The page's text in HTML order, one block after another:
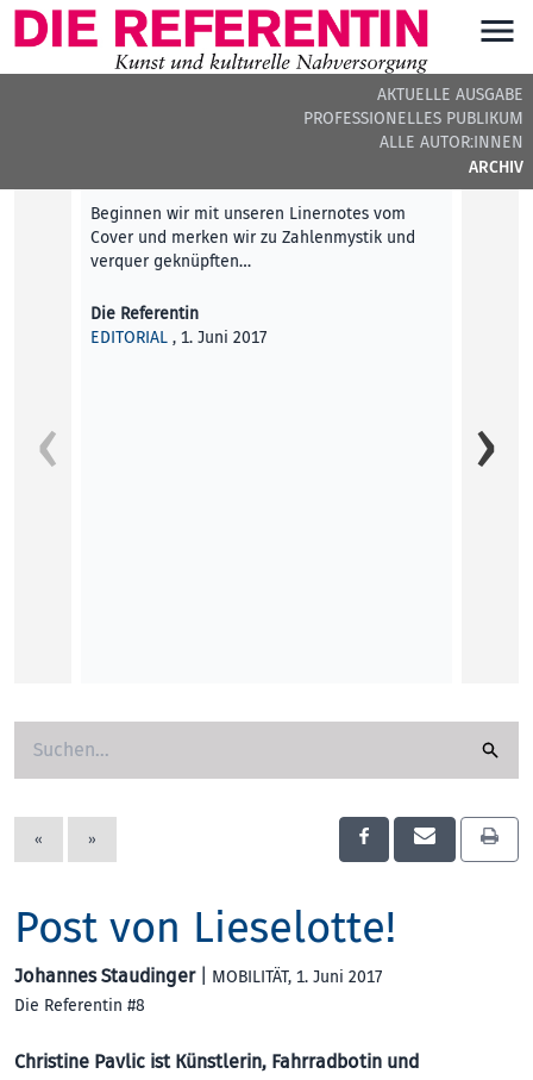
AKTUELLE AUSGABE
PROFESSIONELLES PUBLIKUM
ALLE AUTOR:INNEN
ARCHIV
DIE REFERENTIN #8 - BEITRÄGE DER AUSGABE
Beginnen wir mit unseren Linernotes vom
Cover und merken wir zu Zahlenmystik und
verquer geknüpften…
Die Referentin
EDITORIAL , 1. Juni 2017
« »
Post von Lieselotte!
Johannes Staudinger| MOBILITÄT, 1. Juni 2017
Die Referentin #8
Christine Pavlic ist Künstlerin, Fahrradbotin und